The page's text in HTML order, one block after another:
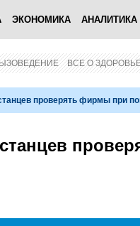
ЭКОНОМИКА АНАЛИТИКА
ВСЕ О
проверять фирмы при